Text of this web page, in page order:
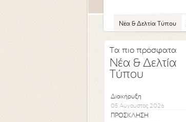
Νέα & Δελτία Τύπου
Τα πιο πρόσφατα
Νέα & Δελτία
Τύπου
Διακήρυξη
05 Αύγουστος 2026
ΠΡΟΣΚΛΗΣΗ